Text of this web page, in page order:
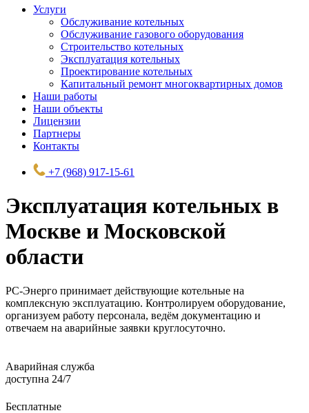
Услуги
Обслуживание котельных
Обслуживание газового оборудования
Строительство котельных
Эксплуатация котельных
Проектирование котельных
Капитальный ремонт многоквартирных домов
Наши работы
Наши объекты
Лицензии
Партнеры
Контакты
+7 (968) 917-15-61
Эксплуатация котельных в
Москве и Московской
области
РС-Энерго принимает действующие котельные на
комплексную эксплуатацию. Контролируем оборудование,
организуем работу персонала, ведём документацию и
отвечаем на аварийные заявки круглосуточно.
Аварийная служба
доступна 24/7
Бесплатные